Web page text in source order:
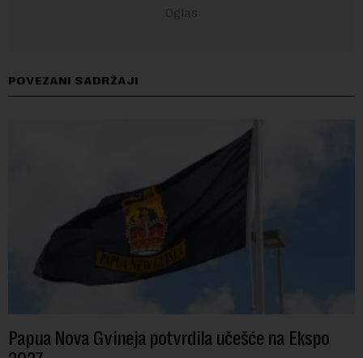
POVEZANI SADRŽAJI
Papua Nova Gvineja potvrdila učešće na Ekspo